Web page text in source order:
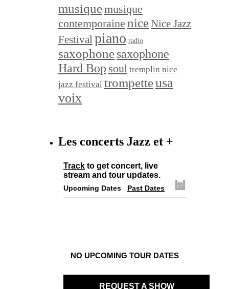
musiquemusique
contemporaine niceNice Jazz
Festivalpiano radio
saxophonesaxophone
Hard Bop soul tremplin nice
jazz festival trompetteusa
voix
Les concerts Jazz et +
Track to get concert, live
stream and tour updates.
Upcoming Dates Past Dates
NO UPCOMING TOUR DATES
REQUEST A SHOW